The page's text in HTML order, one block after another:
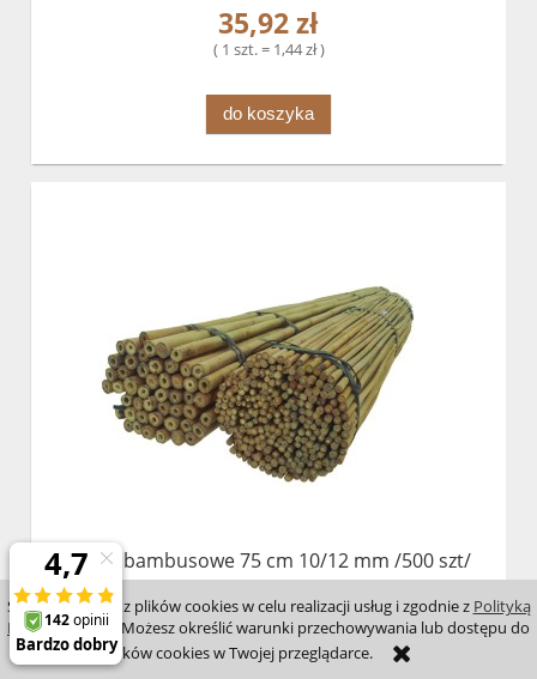
Strona korzysta z plików cookies w celu realizacji usług i zgodnie z Polityką
Plików Cookies
. Możesz określić warunki przechowywania lub dostępu do
plików cookies w Twojej przeglądarce.
35,92 zł
( 1 szt. = 1,44 zł )
do koszyka
Tyczki bambusowe 75 cm 10/12 mm /500 szt/
227,55 zł